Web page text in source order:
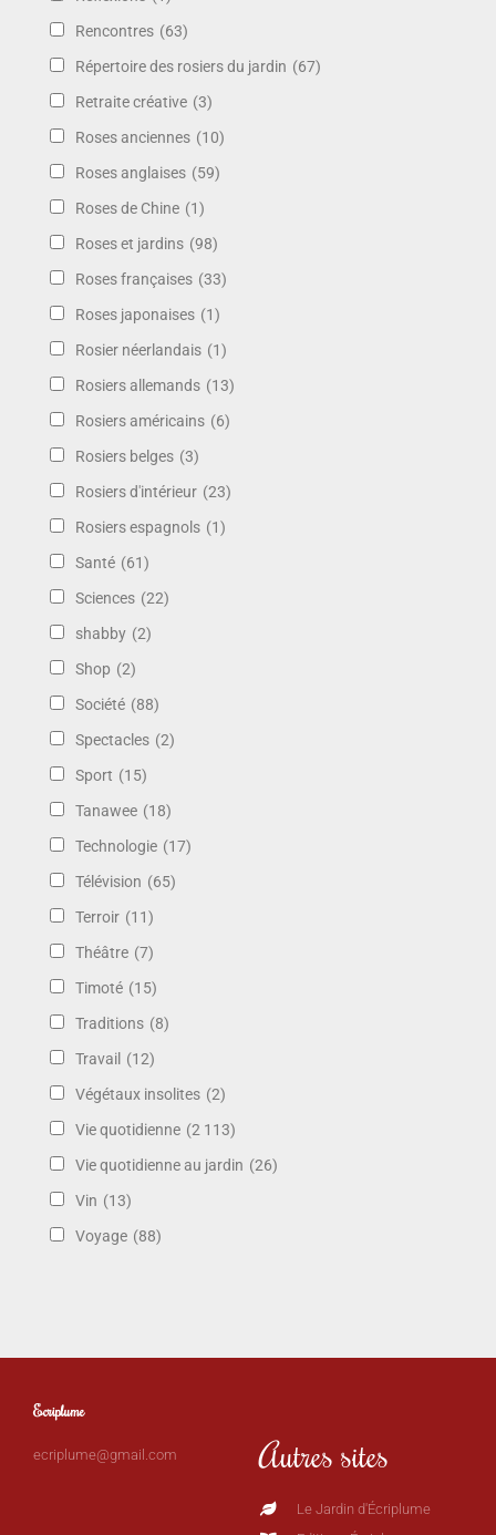
Rencontres (63)
Répertoire des rosiers du jardin (67)
Retraite créative (3)
Roses anciennes (10)
Roses anglaises (59)
Roses de Chine (1)
Roses et jardins (98)
Roses françaises (33)
Roses japonaises (1)
Rosier néerlandais (1)
Rosiers allemands (13)
Rosiers américains (6)
Rosiers belges (3)
Rosiers d'intérieur (23)
Rosiers espagnols (1)
Santé (61)
Sciences (22)
shabby (2)
Shop (2)
Société (88)
Spectacles (2)
Sport (15)
Tanawee (18)
Technologie (17)
Télévision (65)
Terroir (11)
Théâtre (7)
Timoté (15)
Traditions (8)
Travail (12)
Végétaux insolites (2)
Vie quotidienne (2 113)
Vie quotidienne au jardin (26)
Vin (13)
Voyage (88)
Ecriplume
ecriplume@gmail.com Autres sites
Le Jardin d'Écriplume